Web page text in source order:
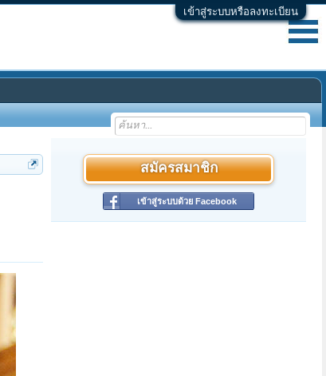
เข้าสู่ระบบหรือลงทะเบียน
สมัครสมาชิก
เข้าสู่ระบบด้วย Facebook